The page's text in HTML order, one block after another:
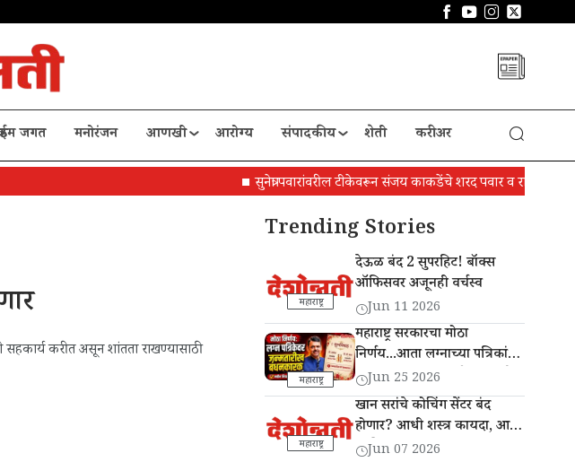
जगत मनोरंजन आणखी आरोग्य संपादकीय शेती करीअर
सुनेत्रा पवारांवरील टीकेवरून संजय काकडेंचे शरद पवार व राहुल गांधींना पत्र
करीत असून शांतता राखण्यासाठी
Trending Stories
महाराष्ट्र
देऊळ बंद 2 सुपरहिट! बॉक्स
ऑफिसवर अजूनही वर्चस्व
Jun 11 2026
महाराष्ट्र
महाराष्ट्र सरकारचा मोठा
निर्णय...आता लग्नाच्या पत्रिकांवर
वधू-वर यांची जन्मतारीख छापणे
बंधनकारक
Jun 25 2026
महाराष्ट्र
खान सरांचे कोचिंग सेंटर बंद
होणार? आधी शस्त्र कायदा, आता
कोचिंग इन्स्टिट्यूट अडचणीत?
Jun 07 2026